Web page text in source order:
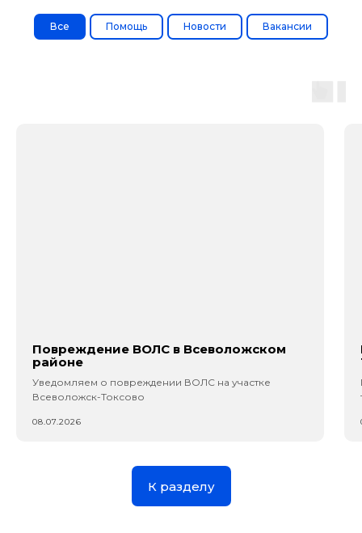
Все Помощь Новости Вакансии
Повреждение ВОЛС в Всеволожском
районе
Уведомляем о повреждении ВОЛС на участке
Всеволожск-Токсово
08.07.2026
К разделу